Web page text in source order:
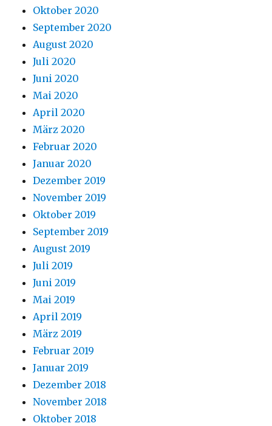
Oktober 2020
September 2020
August 2020
Juli 2020
Juni 2020
Mai 2020
April 2020
März 2020
Februar 2020
Januar 2020
Dezember 2019
November 2019
Oktober 2019
September 2019
August 2019
Juli 2019
Juni 2019
Mai 2019
April 2019
März 2019
Februar 2019
Januar 2019
Dezember 2018
November 2018
Oktober 2018